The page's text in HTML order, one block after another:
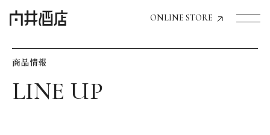
ONLINE STORE
飲食店経営のお客様
商品情報